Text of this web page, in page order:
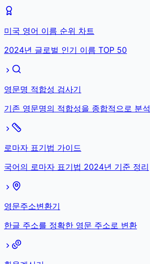
미국 영어 이름 순위 차트
2024년 글로벌 인기 이름 TOP 50
영문명 적합성 검사기
기존 영문명의 적합성을 종합적으로 분석
로마자 표기법 가이드
국어의 로마자 표기법 2024년 기준 정리
영문주소변환기
한글 주소를 정확한 영문 주소로 변환